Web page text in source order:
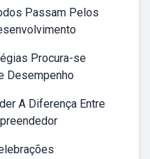
Passam Pelos
Procura-se
Desempenho
A Diferença Entre